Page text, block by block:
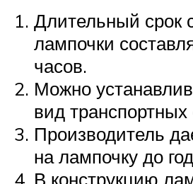
Длительный срок
лампочки
часов.
Можно
вид транспортных
Производитель
на лампочку до
В конструкцию